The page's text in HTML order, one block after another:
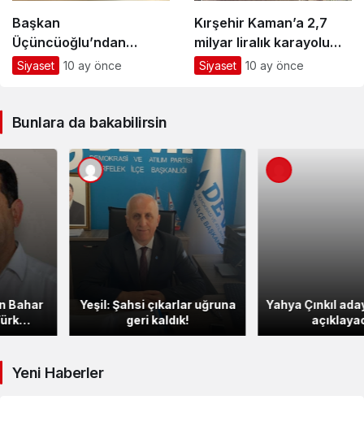
Başkan
Üçüncüoğlu’ndan
kararlılık vurgusu
Siyaset 10 ay önce
Kırşehir Kaman’a 2,7
milyar liralık karayolu
yatırımı
Siyaset 10 ay önce
Bunlara da bakabilirsin
Yeşil: Şahsi çıkarlar uğruna
Yahya Çınkıl aday adaylığını
Yeni Haberler